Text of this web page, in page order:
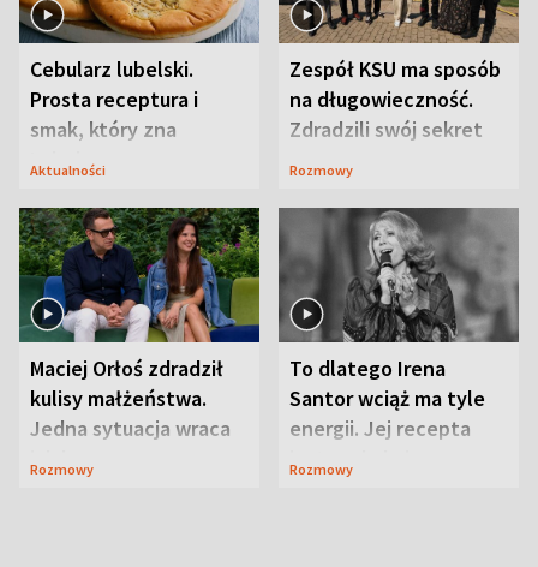
Cebularz lubelski.
Prosta receptura i
smak, który zna
Lubelszczyzna
Aktualności
Zespół KSU ma sposób
na długowieczność.
Zdradzili swój sekret
Rozmowy
Maciej Orłoś zdradził
kulisy małżeństwa.
Jedna sytuacja wraca
jak bumerang
Rozmowy
To dlatego Irena
Santor wciąż ma tyle
energii. Jej recepta
jest zaskakująco
Rozmowy